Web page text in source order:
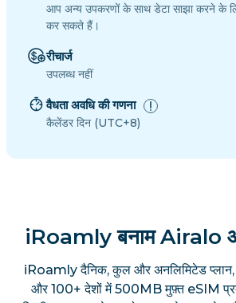
आप अन्य उपकरणों के साथ डेटा साझा करने के
कर सकते हैं।
रीचार्ज
उपलब्ध नहीं
वैधता अवधि की गणना
कैलेंडर दिन (UTC+8)
iRoamly बनाम Airalo
iRoamly दैनिक, कुल और अनलिमिटेड प्लान,
और 100+ देशों में 500MB मुफ़्त eSIM